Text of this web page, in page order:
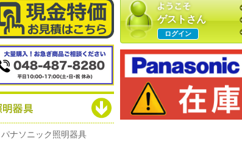
パナソニック照明器具
ゲストさん
ログイン